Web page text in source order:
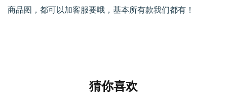
商品图，都可以加客服要哦，基本所有款我们都有！
猜你喜欢